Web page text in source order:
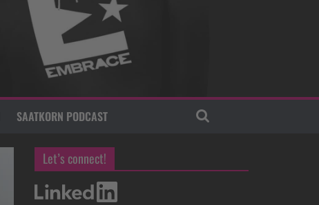
SAATKORN PODCAST
Let’s connect!